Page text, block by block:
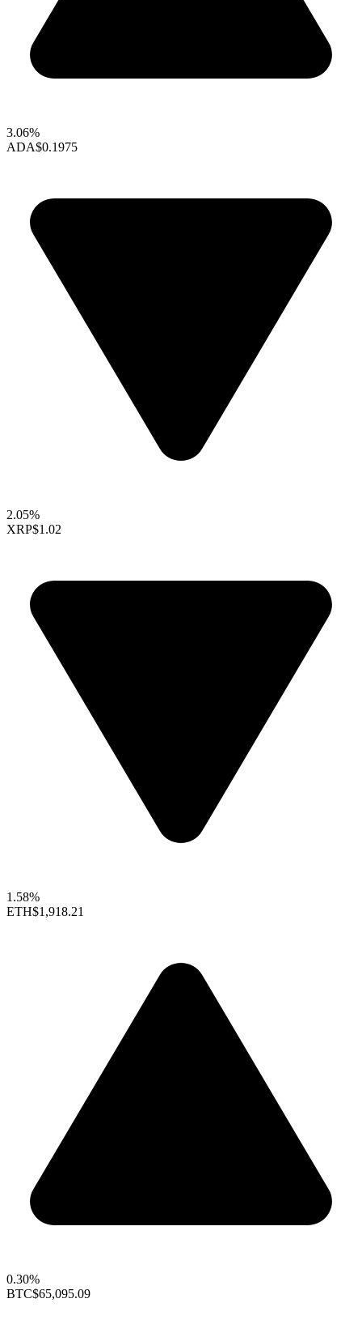
3.06%
ADA$0.1975
2.05%
XRP$1.02
1.58%
ETH$1,918.21
0.30%
BTC$65,095.09